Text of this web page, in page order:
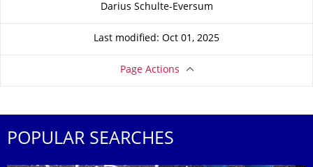
Darius Schulte-Eversum
Last modified: Oct 01, 2025
Page Actions
POPULAR SEARCHES